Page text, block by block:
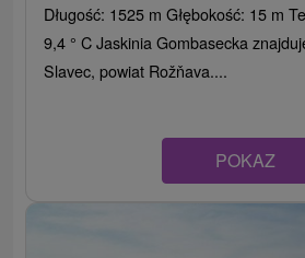
Długość: 1525 m Głębokość: 15 m
9,4 ° C Jaskinia Gombasecka
Slavec, powiat Rožňava....
POKAZ